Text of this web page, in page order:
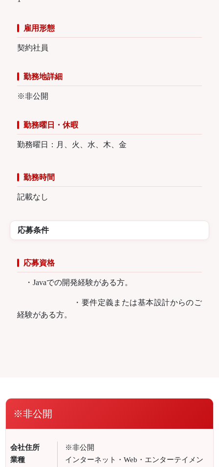
雇用形態
契約社員
勤務地詳細
※非公開
勤務曜日・休暇
勤務曜日：月、火、水、木、金
勤務時間
記載なし
応募条件
応募資格
・Javaでの開発経験がある方。
・要件定義または基本設計からのご
経験がある方。
※非公開
会社住所
※非公開
業種
インターネット・Web・エンターテイメン